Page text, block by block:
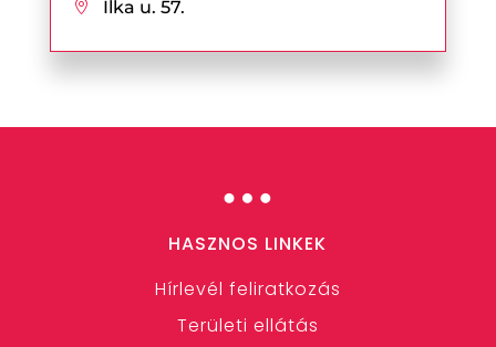
 Ilka u. 57.
…
HASZNOS LINKEK
Hírlevél feliratkozás
Területi ellátás